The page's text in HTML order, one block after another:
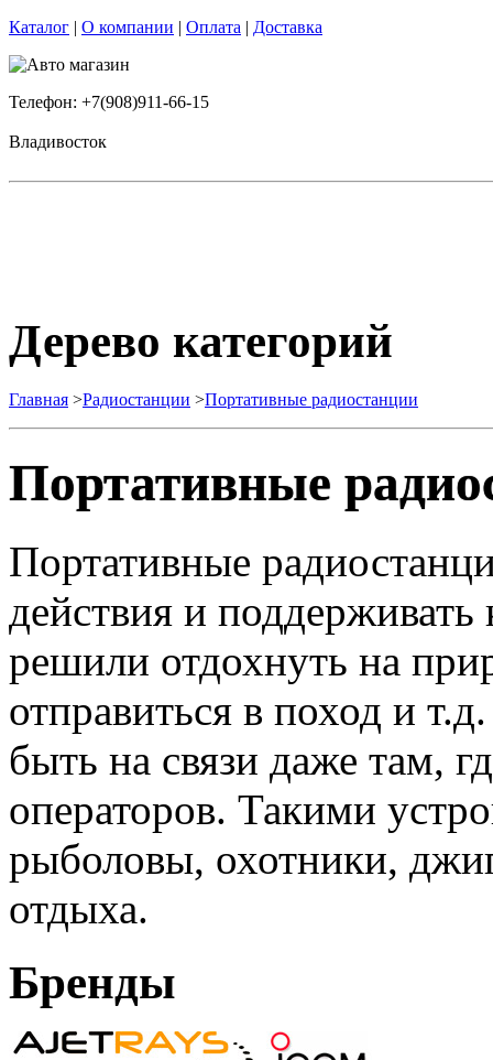
Каталог | О компании | Оплата | Доставка
Телефон: +7(908)911-66-15
Владивосток
Дерево категорий
Главная >Радиостанции >Портативные радиостанции
Портативные
Портативные
действия и
решили отдохнуть на
отправиться в поход и
быть на связи даже там,
операторов. Такими
рыболовы, охотники,
отдыха.
Бренды